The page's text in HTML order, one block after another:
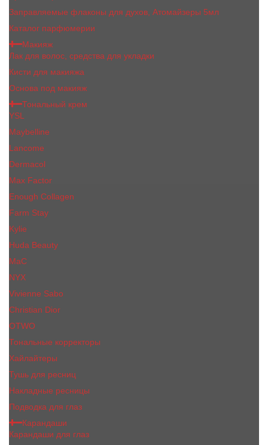
Заправляемые флаконы для духов, Атомайзеры 5мл
Каталог парфюмерии
Макияж
Лак для волос, средства для укладки
Кисти для макияжа
Основа под макияж
Тональный крем
YSL
Maybelline
Lancome
Dermacol
Max Factor
Enough Collagen
Farm Stay
Kylie
Huda Beauty
МаС
NYX
Vivienne Sabo
Сhristiаn Diоr
OTWO
Тональные корректоры
Хайлайтеры
Тушь для ресниц
Накладные ресницы
Подводка для глаз
Карандаши
Карандаши для глаз